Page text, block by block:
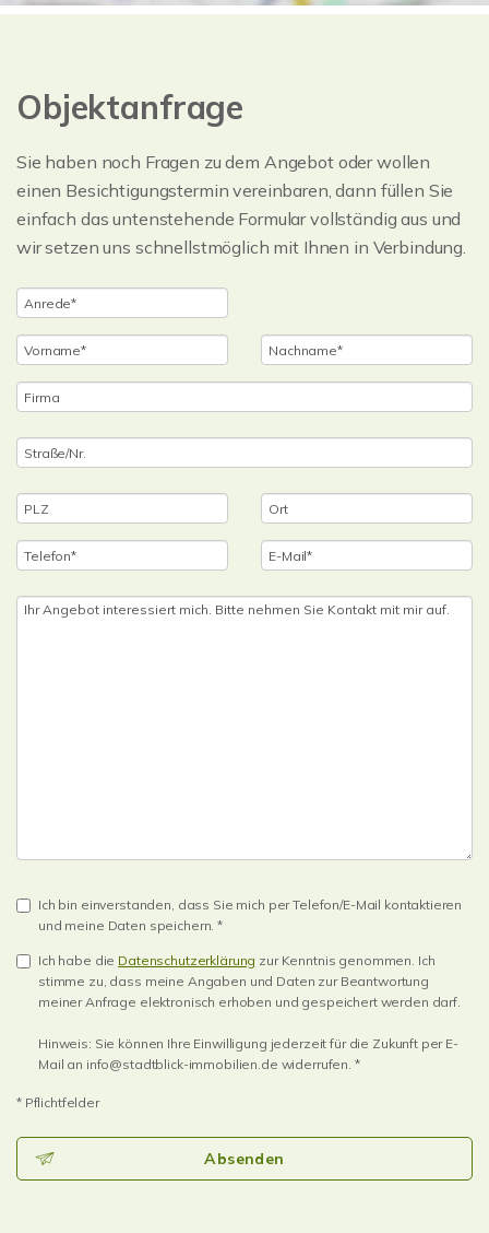
Objektanfrage
Sie haben noch Fragen zu dem Angebot oder wollen
einen Besichtigungstermin vereinbaren, dann füllen Sie
einfach das untenstehende Formular vollständig aus und
wir setzen uns schnellstmöglich mit Ihnen in Verbindung.
Ich bin einverstanden, dass Sie mich per Telefon/E-Mail kontaktieren
und meine Daten speichern. *
Ich habe die Datenschutzerklärung zur Kenntnis genommen. Ich
stimme zu, dass meine Angaben und Daten zur Beantwortung
meiner Anfrage elektronisch erhoben und gespeichert werden darf.
Hinweis: Sie können Ihre Einwilligung jederzeit für die Zukunft per E-
Mail an info@stadtblick-immobilien.de widerrufen. *
* Pflichtfelder
Absenden